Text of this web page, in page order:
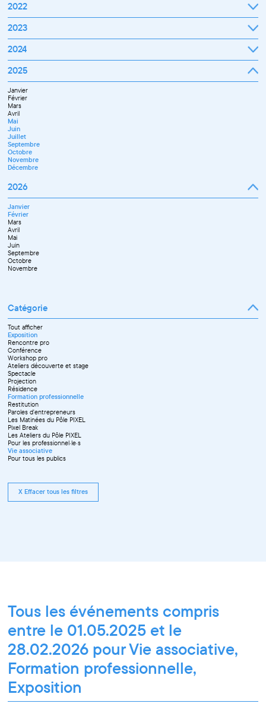
Septembre
Novembre
Décembre
2022
Janvier
Mars
Avril
Juillet
Septembre
Octobre
Novembre
Décembre
2023
Janvier
Mars
Avril
Juin
Septembre
Octobre
Novembre
Décembre
2024
Janvier
Mars
Avril
Mai
Juin
Juillet
Septembre
Novembre
Décembre
2025
Janvier
Février
Mars
Avril
Mai
Juin
Juillet
Septembre
Octobre
Novembre
Décembre
2026
Janvier
Février
Mars
Avril
Mai
Juin
Septembre
Octobre
Novembre
Catégorie
Tout afficher
Exposition
Rencontre pro
Conférence
Workshop pro
Ateliers découverte et stage
Spectacle
Projection
Résidence
Formation professionnelle
Restitution
Paroles d'entrepreneurs
Les Matinées du Pôle PIXEL
Pixel Break
Les Ateliers du Pôle PIXEL
Pour les professionnel·le·s
Vie associative
Pour tous les publics
X Effacer tous les filtres
Tous les événements compris
entre le 01.05.2025 et le
28.02.2026 pour Vie associative,
Formation professionnelle,
Exposition